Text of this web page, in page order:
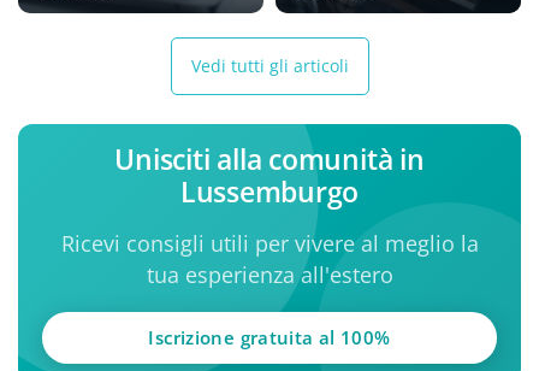
Vedi tutti gli articoli
Unisciti alla comunità in
Lussemburgo
Ricevi consigli utili per vivere al meglio la
tua esperienza all'estero
Iscrizione gratuita al 100%